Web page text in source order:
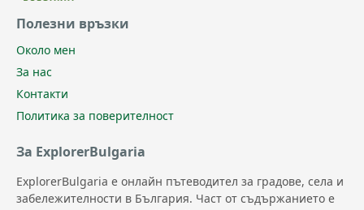
Полезни връзки
Около мен
За нас
Контакти
Политика за поверителност
За ExplorerBulgaria
ExplorerBulgaria е онлайн пътеводител за градове, села и
забележителности в България. Част от съдържанието е